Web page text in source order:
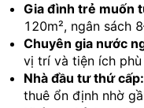
Gia đình trẻ muốn
120m², ngân sách
Chuyên gia nước
vị trí và tiện ích
Nhà đầu tư thứ cấp:
thuê ổn định nhờ